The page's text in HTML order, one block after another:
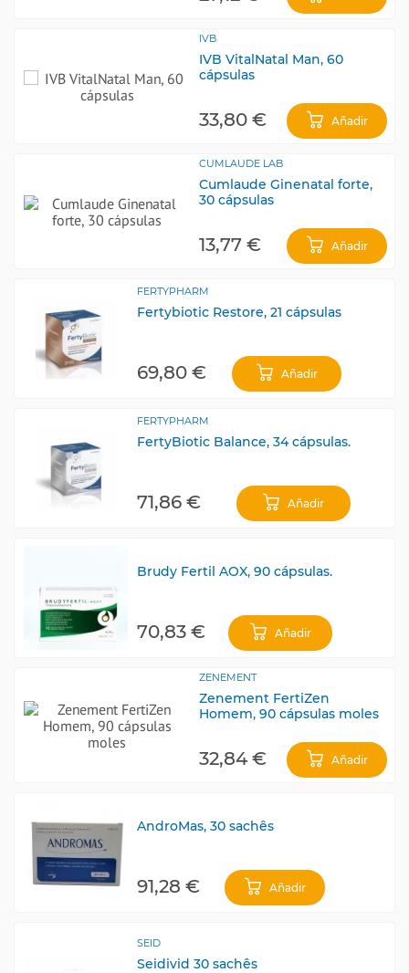
IVB
IVB VitalNatal Man, 60
cápsulas
33,80 € Añadir
CUMLAUDE LAB
Cumlaude Ginenatal forte,
30 cápsulas
13,77 € Añadir
FERTYPHARM
Fertybiotic Restore, 21 cápsulas
69,80 € Añadir
FERTYPHARM
FertyBiotic Balance, 34 cápsulas.
71,86 € Añadir
Brudy Fertil AOX, 90 cápsulas.
70,83 € Añadir
ZENEMENT
Zenement FertiZen
Homem, 90 cápsulas moles
32,84 € Añadir
AndroMas, 30 sachês
91,28 € Añadir
SEID
Seidivid 30 sachês